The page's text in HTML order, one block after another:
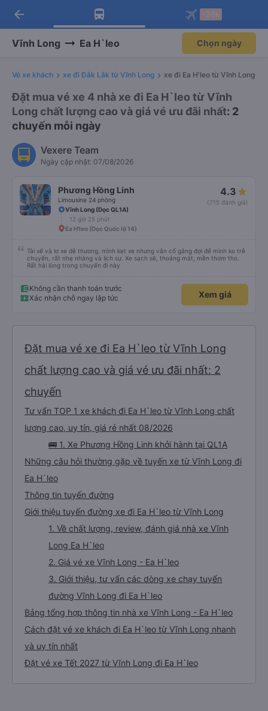
Tải app Vexere ngay!
Nhận ưu đãi thành viên độc
Mở app
Tải app Vexere
-30k/ghế khi đặt vé máy bay qua
Mở app
arrow_back
Vĩnh Long Ea H`leo Chọn ngày
Vé xe khách xe đi Đắk Lắk từ Vĩnh Long xe đi Ea H'leo từ Vĩnh Long
Đặt mua vé xe 4 nhà xe đi Ea H`leo từ Vĩnh
Long chất lượng cao và giá vé ưu đãi nhất: 2
chuyến mỗi ngày
Vexere Team
Ngày cập nhật: 07/08/2026
Phương Hồng Linh
Limousine 24 phòng
4.3
(715 đánh giá)
Vĩnh Long (Dọc QL1A)
12 giờ 25 phút
Ea H'leo (Dọc Quốc lộ 14)
Tài xế và lơ xe dễ thương, mình kẹt xe nhưng vẫn cố gắng đợi để mình ko trễ
chuyến, rất nhẹ nhàng và lịch sự. Xe sạch sẽ, thoáng mát, mền thơm tho.
Rất hài lòng trong chuyến đi này
Không cần thanh toán trước
Xác nhận chỗ ngay lập tức
Xem giá
Đặt mua vé xe đi Ea H`leo từ Vĩnh Long
chất lượng cao và giá vé ưu đãi nhất: 2
chuyến
Tư vấn TOP 1 xe khách đi Ea H`leo từ Vĩnh Long chất
lượng cao, uy tín, giá rẻ nhất 08/2026
🚌 1. Xe Phương Hồng Linh khởi hành tại QL1A
Những câu hỏi thường gặp về tuyến xe từ Vĩnh Long đi
Ea H`leo
Thông tin tuyến đường
Giới thiệu tuyến đường xe đi Ea H`leo từ Vĩnh Long
1. Về chất lượng, review, đánh giá nhà xe Vĩnh
Long Ea H`leo
2. Giá vé xe Vĩnh Long - Ea H`leo
3. Giới thiệu, tư vấn các dòng xe chạy tuyến
đường Vĩnh Long đi Ea H`leo
Bảng tổng hợp thông tin nhà xe Vĩnh Long - Ea H`leo
Cách đặt vé xe khách đi Ea H`leo từ Vĩnh Long nhanh
và uy tín nhất
Đặt vé xe Tết 2027 từ Vĩnh Long đi Ea H`leo